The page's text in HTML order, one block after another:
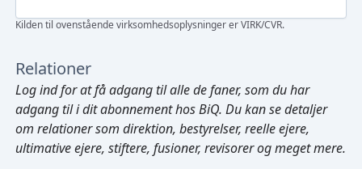
Cmd/Ctrl + K
Kilden til ovenstående virksomhedsoplysninger er VIRK/CVR.
Relationer
Log indfor at få adgang til alle de faner, som du har
adgang til i dit abonnement hos BiQ. Du kan se detaljer
om relationer som direktion, bestyrelser, reelle ejere,
ultimative ejere, stiftere, fusioner, revisorer og meget mere.